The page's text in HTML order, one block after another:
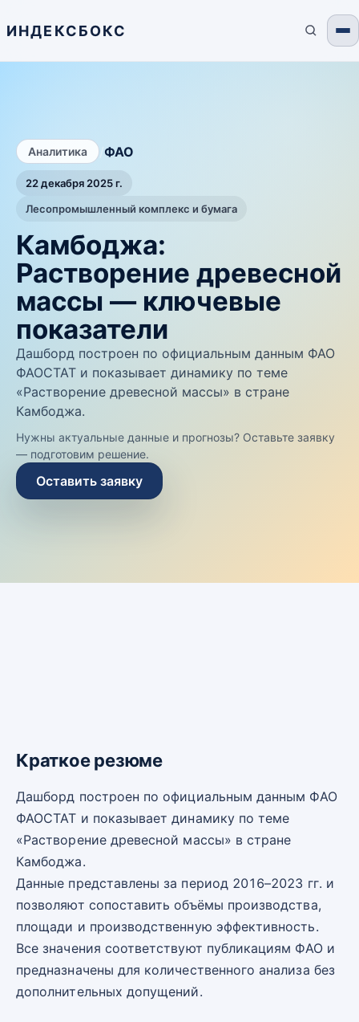
ИНДЕКСБОКС
Аналитика ФАО
22 декабря 2025 г.
Лесопромышленный комплекс и бумага
Камбоджа:
Растворение древесной
массы — ключевые
показатели
Дашборд построен по официальным данным ФАО
ФАОСТАТ и показывает динамику по теме
«Растворение древесной массы» в стране
Камбоджа.
Нужны актуальные данные и прогнозы? Оставьте заявку
— подготовим решение.
Оставить заявку
Краткое резюме
Дашборд построен по официальным данным ФАО
ФАОСТАТ и показывает динамику по теме
«Растворение древесной массы» в стране
Камбоджа.
Данные представлены за период 2016–2023 гг. и
позволяют сопоставить объёмы производства,
площади и производственную эффективность.
Все значения соответствуют публикациям ФАО и
предназначены для количественного анализа без
дополнительных допущений.